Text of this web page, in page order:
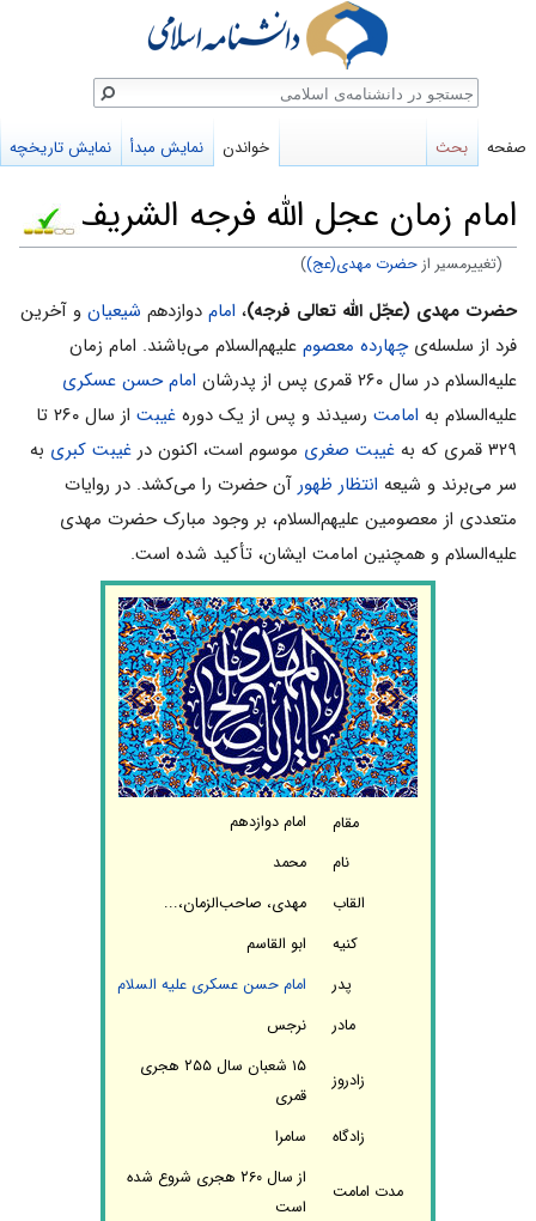
امام زمان عجل الله فرجه الشریف
(تغییرمسیر ازحضرت مهدی(عج))
پرش
به
ناوبری
پرش
به
جستجو
حضرت مهدی (عجّل الله تعالی فرجه)، امام دوازدهم شیعیان و آخرین
فرد از سلسله‌یچهارده معصوم علیهم‌السلام می‌باشند. امام زمان
علیه‌السلام در سال ۲۶۰ قمری پس از پدرشان
امام حسن عسکری
علیه‌السلام به امامت رسیدند و پس از یک دوره غیبت
از سال ۲۶۰ تا
۳۲۹ قمری که به
غیبت صغری موسوم است، اکنون در غیبت کبری به
سر می‌برند و شیعه انتظار ظهور آن حضرت را می‌کشد. در روایات
متعددی از معصومین علیهم‌السلام، بر وجود مبارک حضرت مهدی
علیه‌السلام و همچنین امامت ایشان، تأکید شده است.
مقام
امام دوازدهم
نام
محمد
القاب
مهدی، صاحب‌الزمان،...
کنیه
ابو القاسم
پدر
امام حسن عسکری علیه السلام
مادر
نرجس
زادروز
۱۵ شعبان سال ۲۵۵ هجری
قمری
زادگاه
سامرا
مدت امامت
از سال ۲۶۰ هجری شروع شده
است
صفحه بحث خواندن نمایش مبدأ نمایش تاریخچه
جستجو